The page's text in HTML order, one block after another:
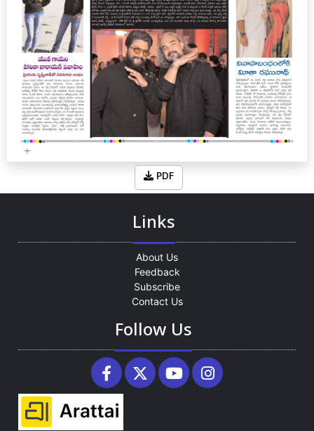
PDF
Links
About Us
Feedback
Subscribe
Contact Us
Follow Us